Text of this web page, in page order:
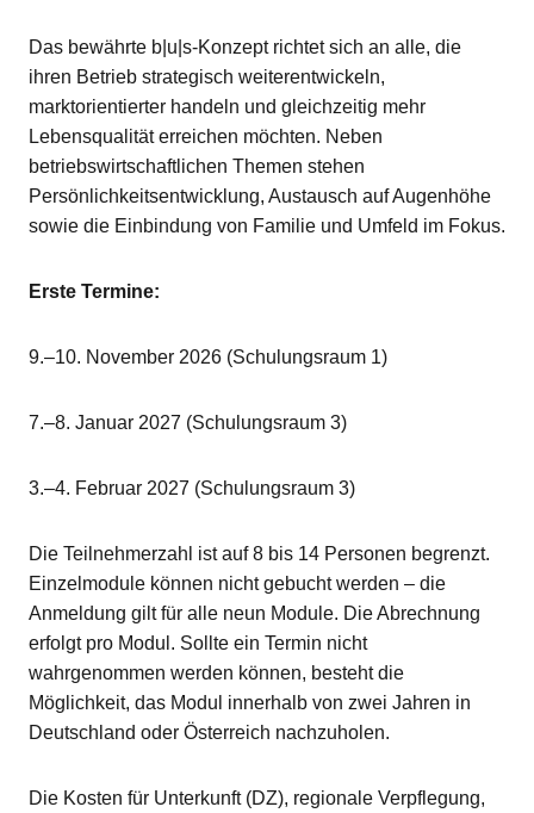
Das bewährte b|u|s-Konzept richtet sich an alle, die
ihren Betrieb strategisch weiterentwickeln,
marktorientierter handeln und gleichzeitig mehr
Lebensqualität erreichen möchten. Neben
betriebswirtschaftlichen Themen stehen
Persönlichkeitsentwicklung, Austausch auf Augenhöhe
sowie die Einbindung von Familie und Umfeld im Fokus.
Erste Termine:
9.–10. November 2026 (Schulungsraum 1)
7.–8. Januar 2027 (Schulungsraum 3)
3.–4. Februar 2027 (Schulungsraum 3)
Die Teilnehmerzahl ist auf 8 bis 14 Personen begrenzt.
Einzelmodule können nicht gebucht werden – die
Anmeldung gilt für alle neun Module. Die Abrechnung
erfolgt pro Modul. Sollte ein Termin nicht
wahrgenommen werden können, besteht die
Möglichkeit, das Modul innerhalb von zwei Jahren in
Deutschland oder Österreich nachzuholen.
Die Kosten für Unterkunft (DZ), regionale Verpflegung,